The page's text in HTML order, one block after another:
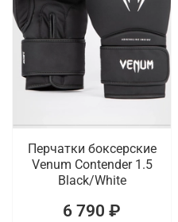
Перчатки боксерские
Venum Contender 1.5
Black/White
6 790 ₽